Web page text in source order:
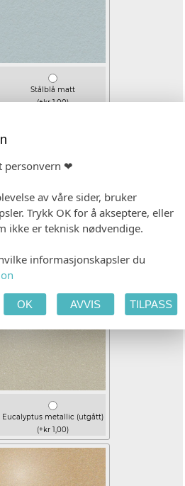
Stålblå matt
(+kr 1,00)
(+kr 1,00)
Eucalyptus metallic (utgått)
(+kr 1,00)
personvern ❤
av våre sider, bruker
Trykk OK for å akseptere, eller
ikke er teknisk nødvendige.
informasjonskapsler du
OK AVVIS TILPASS